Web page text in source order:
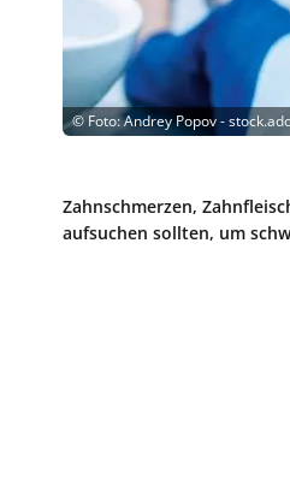
© Foto: Andrey Popov -
Zahnschmerzen,
aufsuchen sollten, um